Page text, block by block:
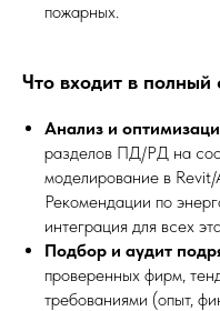
пожарных.
Что входит в полный
Анализ и
разделов ПД/РД на
моделирование в
Рекомендации по
интеграция для всех
Подбор и аудит
проверенных фирм,
требованиями (опыт,